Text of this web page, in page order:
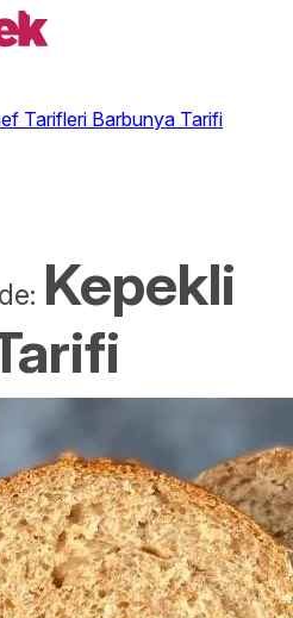
Tarifleri Barbunya Tarifi
Kepekli